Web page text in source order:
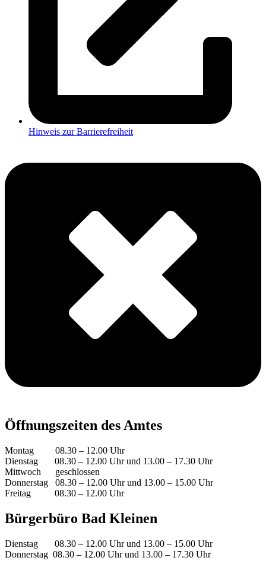
Hinweis zur Barrierefreiheit
Öffnungszeiten des Amtes
Montag 08.30 – 12.00 Uhr
Dienstag 08.30 – 12.00 Uhr und 13.00 – 17.30 Uhr
Mittwoch geschlossen
Donnerstag 08.30 – 12.00 Uhr und 13.00 – 15.00 Uhr
Freitag 08.30 – 12.00 Uhr
Bürgerbüro Bad Kleinen
Dienstag 08.30 – 12.00 Uhr und 13.00 – 15.00 Uhr
Donnerstag 08.30 – 12.00 Uhr und 13.00 – 17.30 Uhr